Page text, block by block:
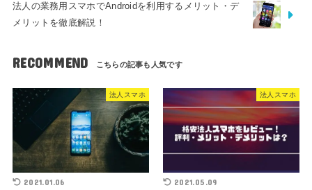
法人の業務用スマホでAndroidを利用するメリット・デ
メリットを徹底解説！
RECOMMEND
法人スマホ
2021.01.06
法人スマホ
2021.05.09